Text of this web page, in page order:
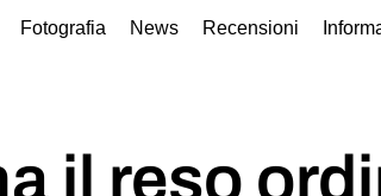
Fotografia News Recensioni
il reso